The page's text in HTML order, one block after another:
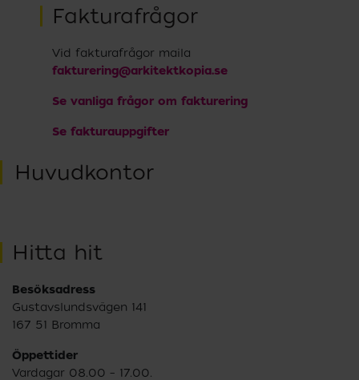
Fakturafrågor
Vid fakturafrågor maila
fakturering@arkitektkopia.se
Se vanliga frågor om fakturering
Se fakturauppgifter
Huvudkontor
Hitta hit
Besöksadress
Gustavslundsvägen 141
167 51 Bromma
Öppettider
Vardagar 08.00 – 17.00.